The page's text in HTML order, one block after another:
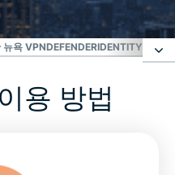
VPN
뉴욕 VPNDEFENDERIDENTITY
용 방법